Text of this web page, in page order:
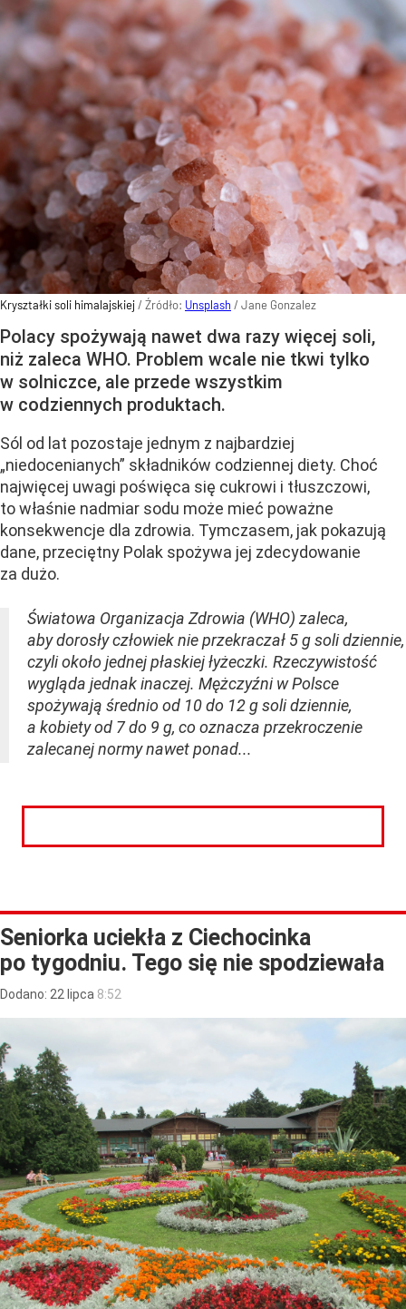
Kryształki soli himalajskiej/ Źródło: Unsplash / Jane Gonzalez
Polacy spożywają nawet dwa razy więcej soli,
niż zaleca WHO. Problem wcale nie tkwi tylko
w solniczce, ale przede wszystkim
w codziennych produktach.
Sól od lat pozostaje jednym z najbardziej
„niedocenianych” składników codziennej diety. Choć
najwięcej uwagi poświęca się cukrowi i tłuszczowi,
to właśnie nadmiar sodu może mieć poważne
konsekwencje dla zdrowia. Tymczasem, jak pokazują
dane, przeciętny Polak spożywa jej zdecydowanie
za dużo.
Światowa Organizacja Zdrowia (WHO) zaleca,
aby dorosły człowiek nie przekraczał 5 g soli dziennie,
czyli około jednej płaskiej łyżeczki. Rzeczywistość
wygląda jednak inaczej. Mężczyźni w Polsce
spożywają średnio od 10 do 12 g soli dziennie,
a kobiety od 7 do 9 g, co oznacza przekroczenie
zalecanej normy nawet ponad...
Seniorka uciekła z Ciechocinka
po tygodniu. Tego się nie spodziewała
Dodano: 22 lipca 8:52